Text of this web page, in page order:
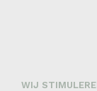
WIJ